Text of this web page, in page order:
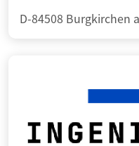
D-84508 Burgkirchen